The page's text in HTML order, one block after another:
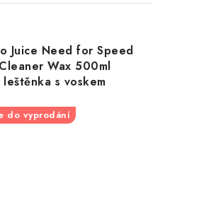
Juice Need for Speed
Cleaner Wax 500ml
leštěnka s voskem
do vyprodání